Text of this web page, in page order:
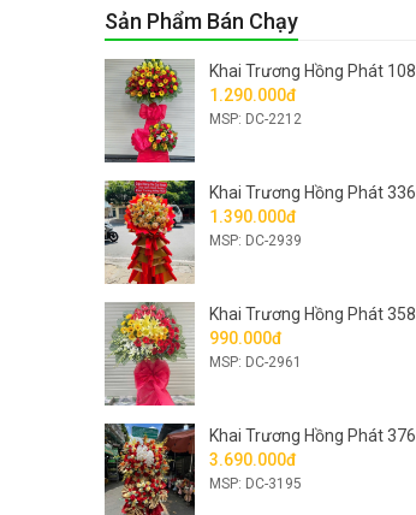
Sản Phẩm Bán Chạy
Khai Trương Hồng Phát 108
1.290.000đ
MSP: DC-2212
Khai Trương Hồng Phát 336
1.390.000đ
MSP: DC-2939
Khai Trương Hồng Phát 358
990.000đ
MSP: DC-2961
Khai Trương Hồng Phát 376
3.690.000đ
MSP: DC-3195